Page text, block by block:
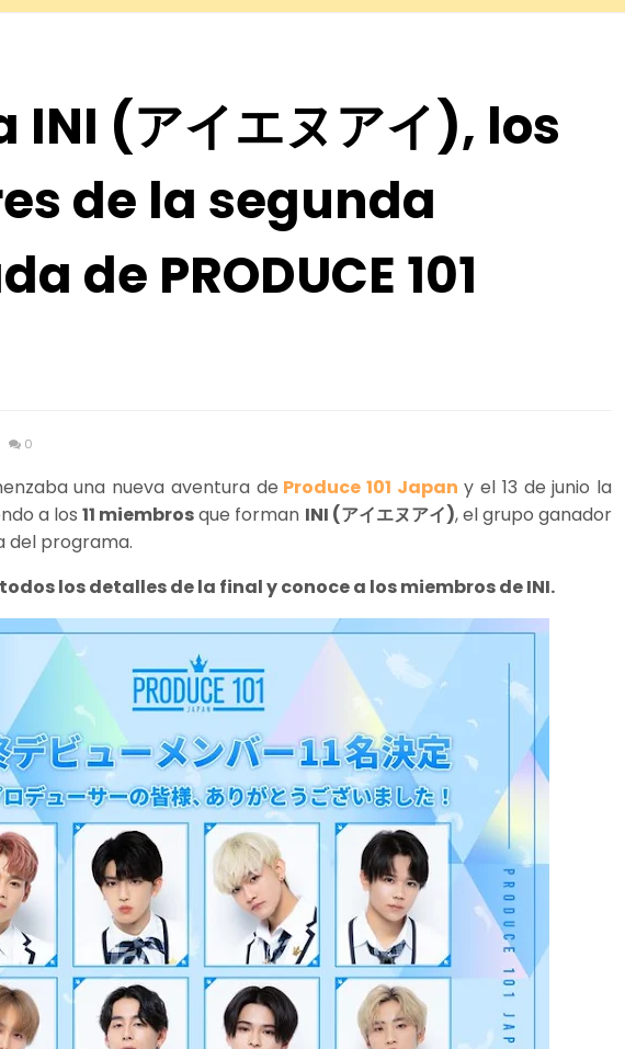
INI (アイエヌアイ), los
de la segunda
de PRODUCE 101
0
una nueva aventura de Produce 101 Japan y el 13 de junio la
a los11 miembrosque forman INI (アイエヌアイ), el grupo ganador
del programa.
todos los detalles de la final y conoce a los miembros de INI.